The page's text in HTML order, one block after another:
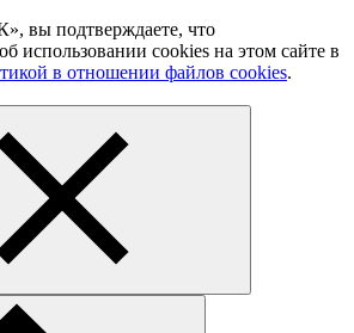
вы подтверждаете, что
использовании cookies на этом сайте в
в отношении файлов cookies.